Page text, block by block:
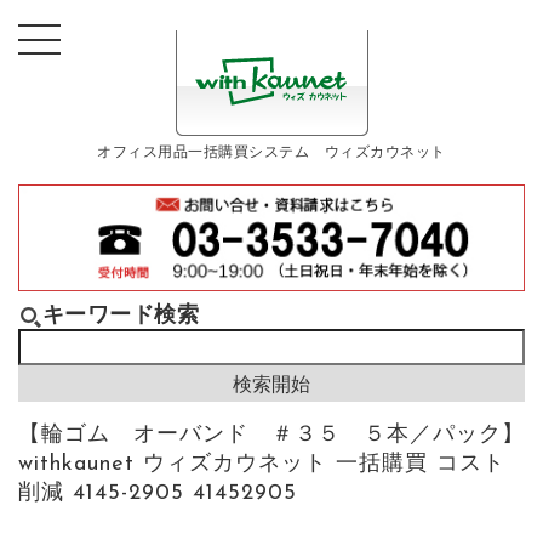
オフィス用品一括購買システム ウィズカウネット
キーワード検索
【輪ゴム オーバンド ＃３５ ５本／パック】
withkaunet ウィズカウネット 一括購買 コスト
削減 4145-2905 41452905